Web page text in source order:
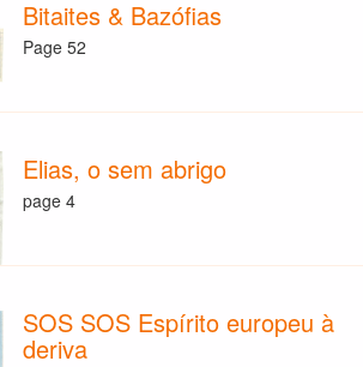
Bitaites & Bazófias
Page 52
Elias, o sem abrigo
page 4
SOS SOS Espírito europeu à
deriva